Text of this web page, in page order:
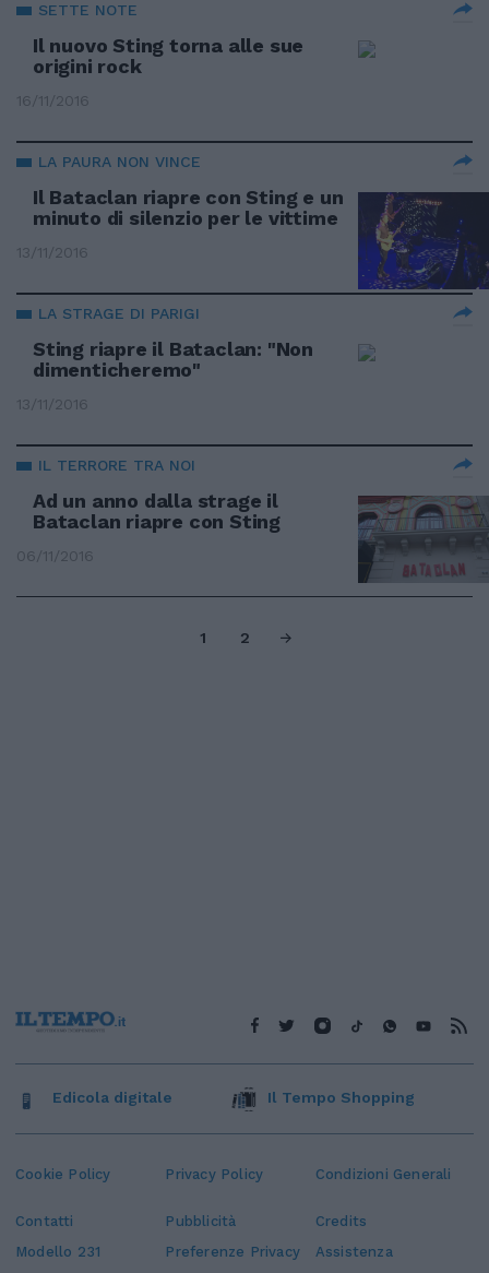
SETTE NOTE
Il nuovo Sting torna alle sue
origini rock
16/11/2016
LA PAURA NON VINCE
Il Bataclan riapre con Sting e un
minuto di silenzio per le vittime
13/11/2016
LA STRAGE DI PARIGI
Sting riapre il Bataclan: "Non
dimenticheremo"
13/11/2016
IL TERRORE TRA NOI
Ad un anno dalla strage il
Bataclan riapre con Sting
06/11/2016
1 2
Cookie Policy Privacy Policy Condizioni Generali
Contatti Pubblicità
Credits
Modello 231
Preferenze Privacy Assistenza
Edicola digitale Il Tempo Shopping